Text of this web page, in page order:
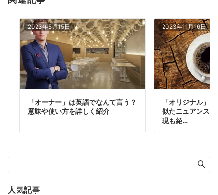
2023年5月15日
「オーナー」は英語でなんて言う？
意味や使い方を詳しく紹介
2023年11月16日
「オリジナル」
似たニュアンス
現も紹…
人気記事